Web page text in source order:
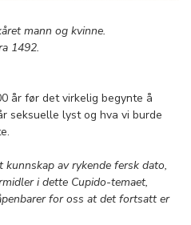
mann og kvinne.
1492.
år før det virkelig begynte å
seksuelle lyst og hva vi burde
av rykende fersk dato,
i dette Cupido-temaet,
for oss at det fortsatt er